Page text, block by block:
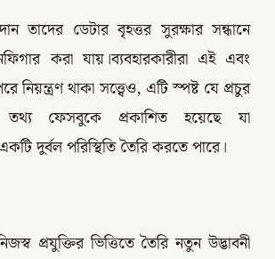
তাদের ডেটার বৃহত্তর সুরক্ষার সন্ধানে
করা যায়।ব্যবহারকারীরা এই এবং
নিয়ন্ত্রণ থাকা সত্ত্বেও, এটি স্পষ্ট যে প্রচুর
তথ্য ফেসবুকে প্রকাশিত হয়েছে যা
দুর্বল পরিস্থিতি তৈরি করতে পারে।
প্রযুক্তির ভিত্তিতে তৈরি নতুন উদ্ভাবনী